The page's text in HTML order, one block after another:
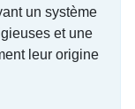
un système
et une
leur origine